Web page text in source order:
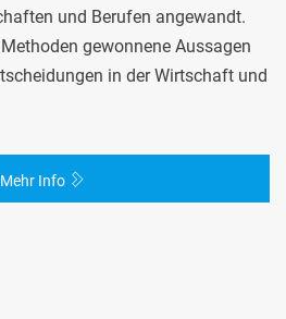
und Berufen angewandt.
gewonnene Aussagen
in der Wirtschaft und
Mehr Info